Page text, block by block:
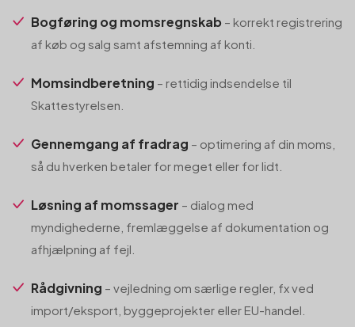
Bogføring og momsregnskab – korrekt registrering
af køb og salg samt afstemning af konti.
Momsindberetning – rettidig indsendelse til
Skattestyrelsen.
Gennemgang af fradrag – optimering af din moms,
så du hverken betaler for meget eller for lidt.
Løsning af momssager – dialog med
myndighederne, fremlæggelse af dokumentation og
afhjælpning af fejl.
Rådgivning – vejledning om særlige regler, fx ved
import/eksport, byggeprojekter eller EU-handel.